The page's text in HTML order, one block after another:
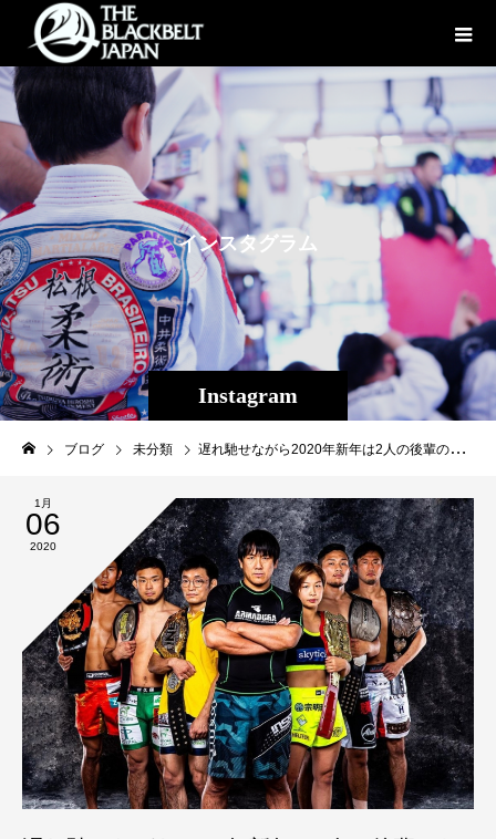
Instagram
インスタグラ ム
ブログ 未分類 遅れ馳せながら2020年新年は2人の後輩のお陰で清々しい幕開けとなりました。 大晦日に行われたRIZIN.20、扇久保博正（パラエストラ松戸・現修斗世界フライ級チャンピオン）があの石渡伸太郎選手を破りRIZINバンタム級王者次期挑戦権を獲得！ 12/29BELLATOR MMA浅倉カンナ（パラエストラ松戸）はKOTC（キング・オブ・ザ・ケイジ）アトム級チャンピオン、ジェイミー・ヒンショーに見事な一本勝ち！ 師匠鶴屋さんのパラエストラ千葉ネットワークの後輩が勝利するといつもいつも良い刺激を貰います。 誇らしい後輩達、これからも日本の総合格闘技界を引っ張っていってくれると思います。 皆様応援よろしくお願いします！！ #扇久保博正 #浅倉カンナ #RIZIN #BELLATOR #パラエストラ #沖縄 #那覇 #与儀 #MMA #shooto #コザ #総合格闘技 #修斗 #キックボクシング #柔術 #jiujitsu #ダイエット
1月
06
2020